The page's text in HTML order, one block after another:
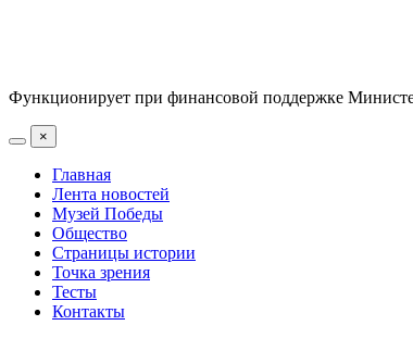
Функционирует при финансовой поддержке
×
Главная
Лента новостей
Музей Победы
Общество
Страницы истории
Точка зрения
Тесты
Контакты